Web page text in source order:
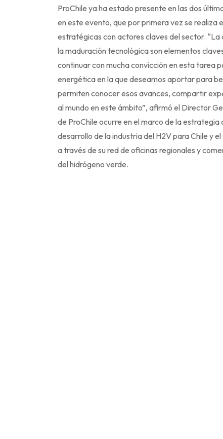
ProChile ya ha estado presente en las dos
en este evento, que por primera vez se realiza
estratégicas con actores claves del sector.
la maduración tecnológica son elementos
continuar con mucha convicción en esta tarea
energética en la que deseamos aportar para
permiten conocer esos avances, compartir
al mundo en este ámbito”, afirmó el Director
de ProChile ocurre en el marco de la
desarrollo de la industria del H2V para Chile y
a través de su red de oficinas regionales y
del hidrógeno verde.